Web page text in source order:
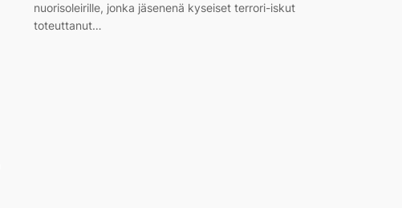
nuorisoleirille, jonka jäsenenä kyseiset terrori-iskut
toteuttanut…